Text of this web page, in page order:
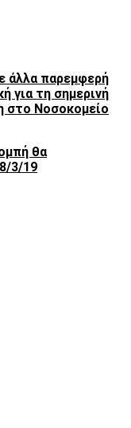
άλλα παρεμφερή
για τη σημερινή
στο Νοσοκομείο
θα
3/19